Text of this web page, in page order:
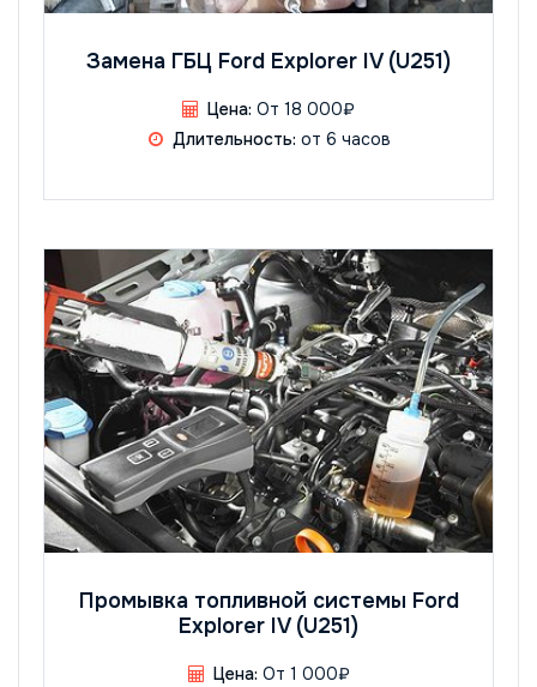
Замена ГБЦ Ford Explorer IV (U251)
Цена: От 18 000₽
Длительность: от 6 часов
Промывка топливной системы Ford
Explorer IV (U251)
Цена: От 1 000₽